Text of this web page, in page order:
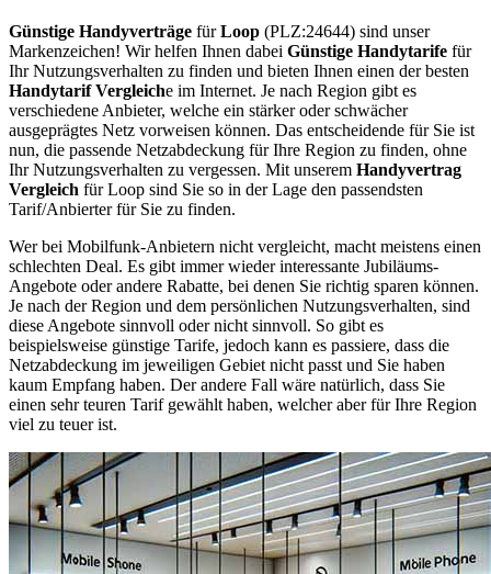
Günstige Handyverträge fürLoop (PLZ:24644) sind unser
Markenzeichen! Wir helfen Ihnen dabei Günstige Handytarife für
Ihr Nutzungsverhalten zu finden und bieten Ihnen einen der besten
Handytarif Vergleiche im Internet. Je nach Region gibt es
verschiedene Anbieter, welche ein stärker oder schwächer
ausgeprägtes Netz vorweisen können. Das entscheidende für Sie ist
nun, die passende Netzabdeckung für Ihre Region zu finden, ohne
Ihr Nutzungsverhalten zu vergessen. Mit unserem Handyvertrag
Vergleich für Loop sind Sie so in der Lage den passendsten
Tarif/Anbierter für Sie zu finden.
Wer bei Mobilfunk-Anbietern nicht vergleicht, macht meistens einen
schlechten Deal. Es gibt immer wieder interessante Jubiläums-
Angebote oder andere Rabatte, bei denen Sie richtig sparen können.
Je nach der Region und dem persönlichen Nutzungsverhalten, sind
diese Angebote sinnvoll oder nicht sinnvoll. So gibt es
beispielsweise günstige Tarife, jedoch kann es passiere, dass die
Netzabdeckung im jeweiligen Gebiet nicht passt und Sie haben
kaum Empfang haben. Der andere Fall wäre natürlich, dass Sie
einen sehr teuren Tarif gewählt haben, welcher aber für Ihre Region
viel zu teuer ist.